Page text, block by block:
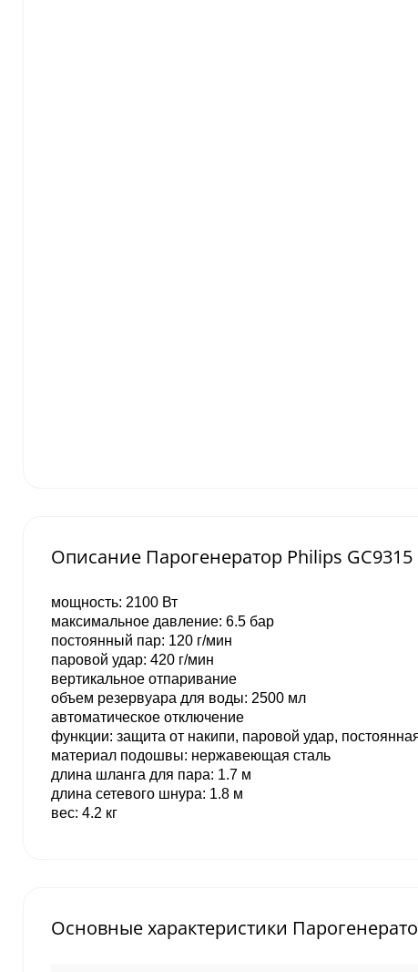
Описание Парогенератор Philips
мощность: 2100 Вт
максимальное давление: 6.5 бар
постоянный пар: 120 г/мин
паровой удар: 420 г/мин
вертикальное отпаривание
объeм резервуара для воды: 2500 мл
автоматическое отключение
функции: защита от накипи, паровой удар,
материал подошвы: нержавеющая сталь
длина шланга для пара: 1.7 м
длина сетевого шнура: 1.8 м
вес: 4.2 кг
Основные характеристики